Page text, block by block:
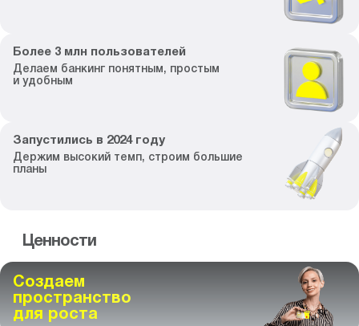
Более 3 млн пользователей
Делаем банкинг понятным, простым
и удобным
Запустились в 2024году
Держим высокий темп, строим большие
планы
Ценности
Создаем
пространство
для роста